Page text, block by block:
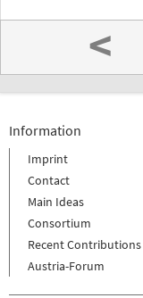
<
Information
Imprint
Contact
Main Ideas
Consortium
Recent Contributions
Austria-Forum